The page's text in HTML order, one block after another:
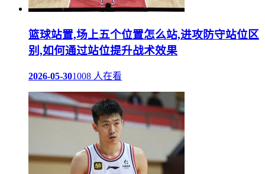
篮球站置,场上五个位置怎么站,进攻防守站位区
别,如何通过站位提升战术效果
2026-05-301008 人在看